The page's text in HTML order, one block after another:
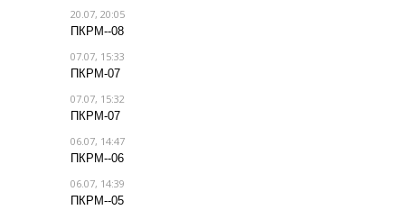
20.07, 20:05
ПКРМ--08
07.07, 15:33
ПКРМ-07
07.07, 15:32
ПКРМ-07
06.07, 14:47
ПКРМ--06
06.07, 14:39
ПКРМ--05